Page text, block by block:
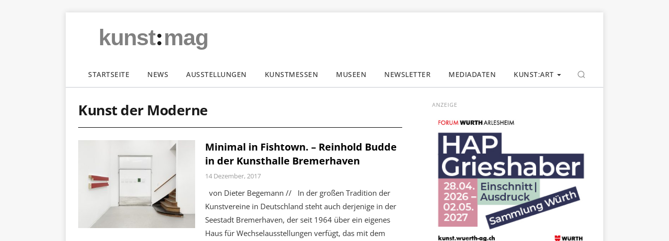
kunst:mag
STARTSEITE NEWS AUSSTELLUNGEN KUNSTMESSEN MUSEEN NEWSLETTER MEDIADATEN KUNST:ART
Kunst der Moderne
Minimal in Fishtown. – Reinhold Budde
in der Kunsthalle Bremerhaven
14 Dezember, 2017
von Dieter Begemann // In der großen Tradition der
Kunstvereine in Deutschland steht auch derjenige in der
Seestadt Bremerhaven, der seit 1964 über ein eigenes
Haus für Wechselausstellungen verfügt, das mit dem
ANZEIGE